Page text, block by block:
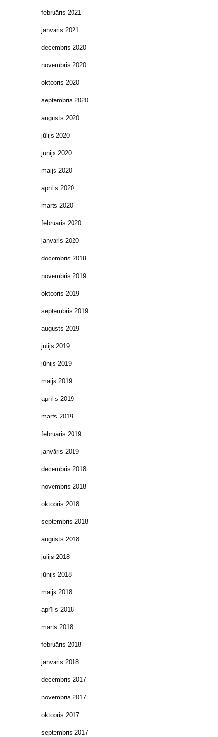
februāris 2021
janvāris 2021
decembris 2020
novembris 2020
oktobris 2020
septembris 2020
augusts 2020
jūlijs 2020
jūnijs 2020
maijs 2020
aprīlis 2020
marts 2020
februāris 2020
janvāris 2020
decembris 2019
novembris 2019
oktobris 2019
septembris 2019
augusts 2019
jūlijs 2019
jūnijs 2019
maijs 2019
aprīlis 2019
marts 2019
februāris 2019
janvāris 2019
decembris 2018
novembris 2018
oktobris 2018
septembris 2018
augusts 2018
jūlijs 2018
jūnijs 2018
maijs 2018
aprīlis 2018
marts 2018
februāris 2018
janvāris 2018
decembris 2017
novembris 2017
oktobris 2017
septembris 2017